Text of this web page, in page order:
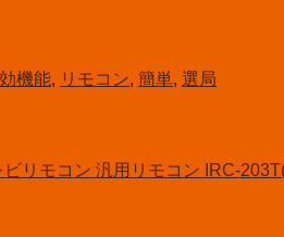
機能, リモコン, 簡単, 選局
ビリモコン 汎用リモコン IRC-